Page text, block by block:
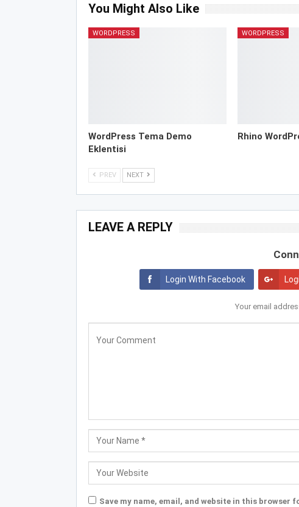
You Might Also Like
WORDPRESS
WordPress Tema Demo
Eklentisi
WORDPRESS
Rhino
PREV NEXT
LEAVE A REPLY
Login With Facebook
Your email
Save my name, email, and website in this browser